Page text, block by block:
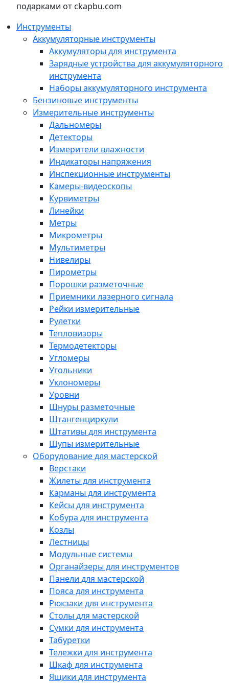
подарками от ckapbu.com
Инструменты
Аккумуляторные инструменты
Аккумуляторы для инструмента
Зарядные устройства для аккумуляторного
инструмента
Наборы аккумуляторного инструмента
Бензиновые инструменты
Измерительные инструменты
Дальномеры
Детекторы
Измерители влажности
Индикаторы напряжения
Инспекционные инструменты
Камеры-видеоскопы
Курвиметры
Линейки
Метры
Микрометры
Мультиметры
Нивелиры
Пирометры
Порошки разметочные
Приемники лазерного сигнала
Рейки измерительные
Рулетки
Тепловизоры
Термодетекторы
Угломеры
Угольники
Уклономеры
Уровни
Шнуры разметочные
Штангенциркули
Штативы для инструмента
Щупы измерительные
Оборудование для мастерской
Верстаки
Жилеты для инструмента
Карманы для инструмента
Кейсы для инструмента
Кобура для инструмента
Козлы
Лестницы
Модульные системы
Органайзеры для инструментов
Панели для мастерской
Пояса для инструмента
Рюкзаки для инструмента
Столы для мастерской
Сумки для инструмента
Табуретки
Тележки для инструмента
Шкаф для инструмента
Ящики для инструмента